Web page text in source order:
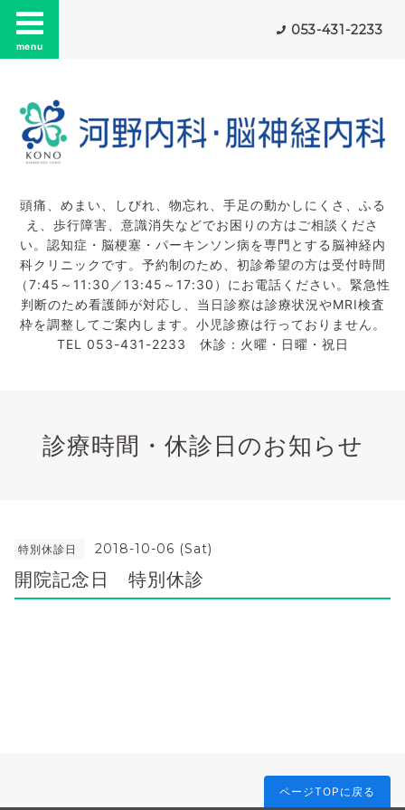
menu
053-431-2233
頭痛、めまい、しびれ、物忘れ、手足の動かしにくさ、ふる
え、歩行障害、意識消失などでお困りの方はご相談くださ
い。認知症・脳梗塞・パーキンソン病を専門とする脳神経内
科クリニックです。予約制のため、初診希望の方は受付時間
（7:45～11:30／13:45～17:30）にお電話ください。緊急性
判断のため看護師が対応し、当日診察は診療状況やMRI検査
枠を調整してご案内します。小児診療は行っておりません。
TEL 053-431-2233 休診：火曜・日曜・祝日
診療時間・休診日のお知らせ
特別休診日 2018-10-06 (Sat)
開院記念日 特別休診
ページTOPに戻る